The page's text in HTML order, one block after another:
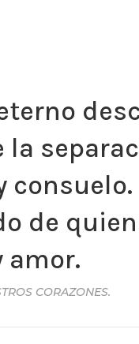
de
amor.
CORAZONES.